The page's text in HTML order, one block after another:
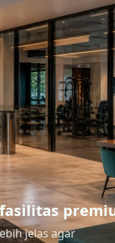
jelas agar